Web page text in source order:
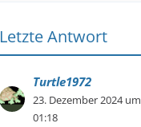
Letzte Antwort
Turtle1972
23. Dezember 2024 um
01:18